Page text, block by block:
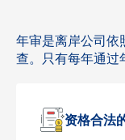
年审是离岸公司依
查。只有每年通过
资格合法